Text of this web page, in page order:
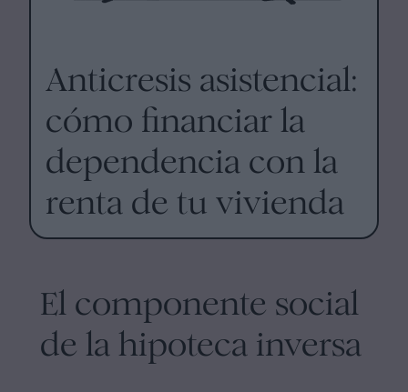
Anticresis asistencial:
cómo financiar la
dependencia con la
renta de tu vivienda
El componente social
de la hipoteca inversa